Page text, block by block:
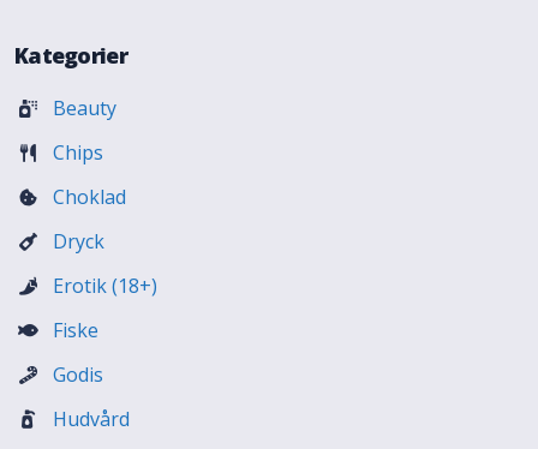
Kategorier
Beauty
Chips
Choklad
Dryck
Erotik (18+)
Fiske
Godis
Hudvård